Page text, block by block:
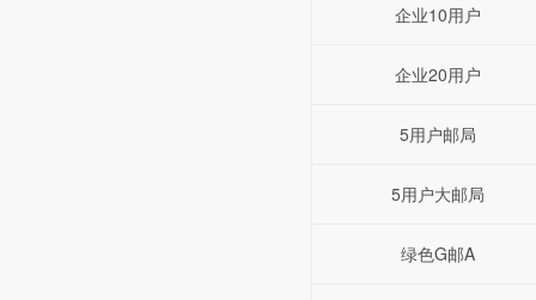
企业10用户
企业20用户
5用户邮局
5用户大邮局
绿色G邮A